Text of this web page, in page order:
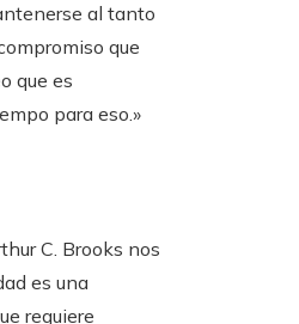
al tanto
que
que es
para eso.»
C. Brooks nos
es una
requiere